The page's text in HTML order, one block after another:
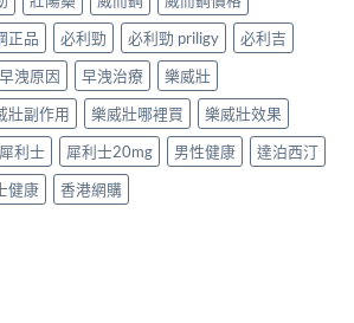
正品 必利勁 必利勁 priligy
必利吉
早洩原因 早洩治療
樂威壯
壯副作用 樂威壯哪裡買
樂威壯效果
犀利士 犀利士20mg 男性健康
達泊西汀
健康 香港網購